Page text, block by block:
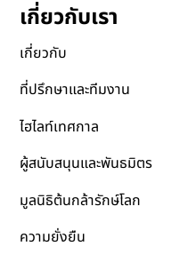
เกี่ยวกับเรา
เกี่ยวกับ
ที่ปรึกษาและทีมงาน
ไฮไลท์เทศกาล
ผู้สนับสนุนและพันธมิตร
มูลนิธิต้นกล้ารักษ์โลก
ความยั่งยืน